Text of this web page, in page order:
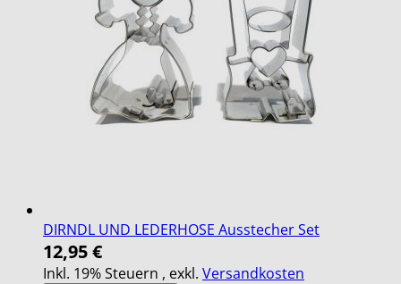
DIRNDL UND LEDERHOSE Ausstecher Set
12,95 €
Inkl. 19% Steuern , exkl. Versandkosten